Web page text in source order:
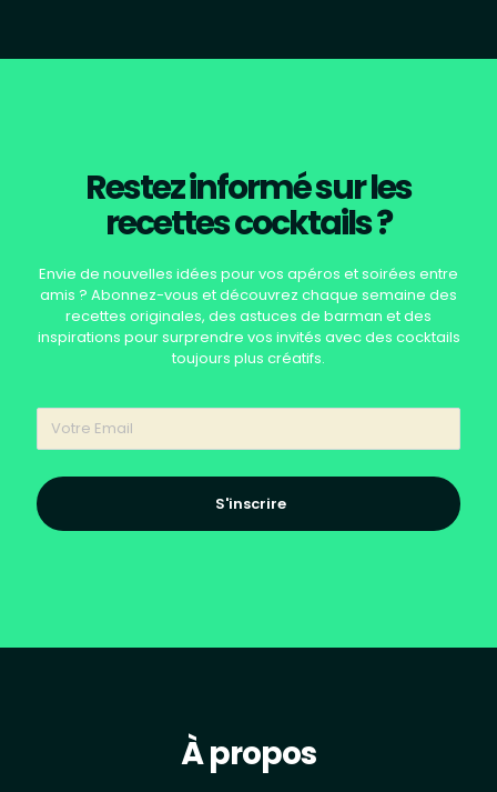
Restez informé sur les
recettes cocktails ?
Envie de nouvelles idées pour vos apéros et soirées entre
amis ? Abonnez-vous et découvrez chaque semaine des
recettes originales, des astuces de barman et des
inspirations pour surprendre vos invités avec des cocktails
toujours plus créatifs.
S'inscrire
À propos